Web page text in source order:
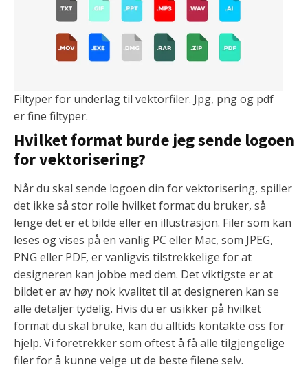
Filtyper for underlag til vektorfiler. Jpg, png og pdf
er fine filtyper.
Hvilket format burde jeg sende logoen
for vektorisering?
Når du skal sende logoen din for vektorisering, spiller
det ikke så stor rolle hvilket format du bruker, så
lenge det er et bilde eller en illustrasjon. Filer som kan
leses og vises på en vanlig PC eller Mac, som JPEG,
PNG eller PDF, er vanligvis tilstrekkelige for at
designeren kan jobbe med dem. Det viktigste er at
bildet er av høy nok kvalitet til at designeren kan se
alle detaljer tydelig. Hvis du er usikker på hvilket
format du skal bruke, kan du alltids kontakte oss for
hjelp. Vi foretrekker som oftest å få alle tilgjengelige
filer for å kunne velge ut de beste filene selv.